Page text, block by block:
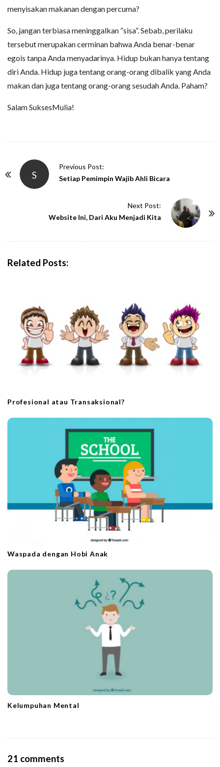
menyisakan makanan dengan percuma?
So, jangan terbiasa meninggalkan “sisa”. Sebab, perilaku
tersebut merupakan cerminan bahwa Anda benar-benar
egois tanpa Anda menyadarinya. Hidup bukan hanya tentang
diri Anda. Hidup juga tentang orang-orang dibalik yang Anda
makan dan juga tentang orang-orang sesudah Anda. Paham?
Salam SuksesMulia!
S
Previous Post:
Setiap Pemimpin Wajib Ahli Bicara
Next Post:
Website Ini, Dari Aku Menjadi Kita
Related Posts:
Profesional atau Transaksional?
Waspada dengan Hobi Anak
Kelumpuhan Mental
21 comments